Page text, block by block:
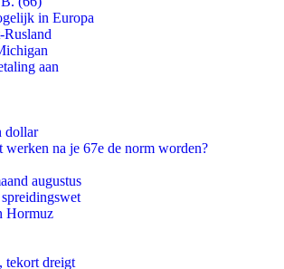
in Europa
aan
dollar
na je 67e de norm worden?
augustus
Hormuz
tekort dreigt